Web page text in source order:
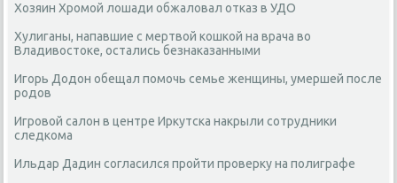
Хозяин Хромой лошади обжаловал отказ в УДО
Хулиганы, напавшие с мертвой кошкой на врача во
Владивостоке, остались безнаказанными
Игорь Додон обещал помочь семье женщины, умершей после
родов
Игровой салон в центре Иркутска накрыли сотрудники
следкома
Ильдар Дадин согласился пройти проверку на полиграфе